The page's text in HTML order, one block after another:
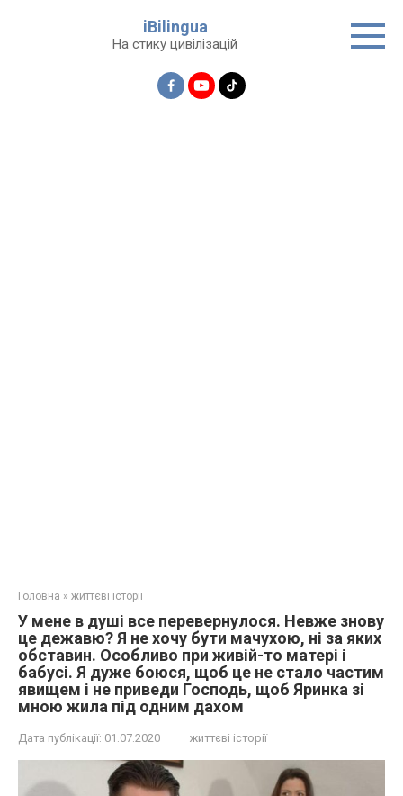
iBilingua
На стику цивілізацій
Головна » життєві історії
У мене в душі все перевернулося. Невже знову
це дежавю? Я не хочу бути мачухою, ні за яких
обставин. Особливо при живій-то матері і
бабусі. Я дуже боюся, щоб це не стало частим
явищем і не приведи Господь, щоб Яринка зі
мною жила під одним дахом
Дата публікації: 01.07.2020 життєві історії